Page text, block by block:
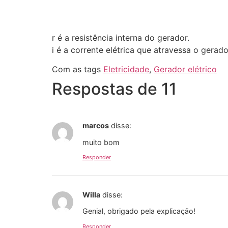
r é a resistência interna do gerador.
i é a corrente elétrica que atravessa o
Com as tags Eletricidade, Gerador elétrico
Respostas de 11
marcos disse:
muito bom
Responder
Willa disse:
Genial, obrigado pela explicação!
Responder